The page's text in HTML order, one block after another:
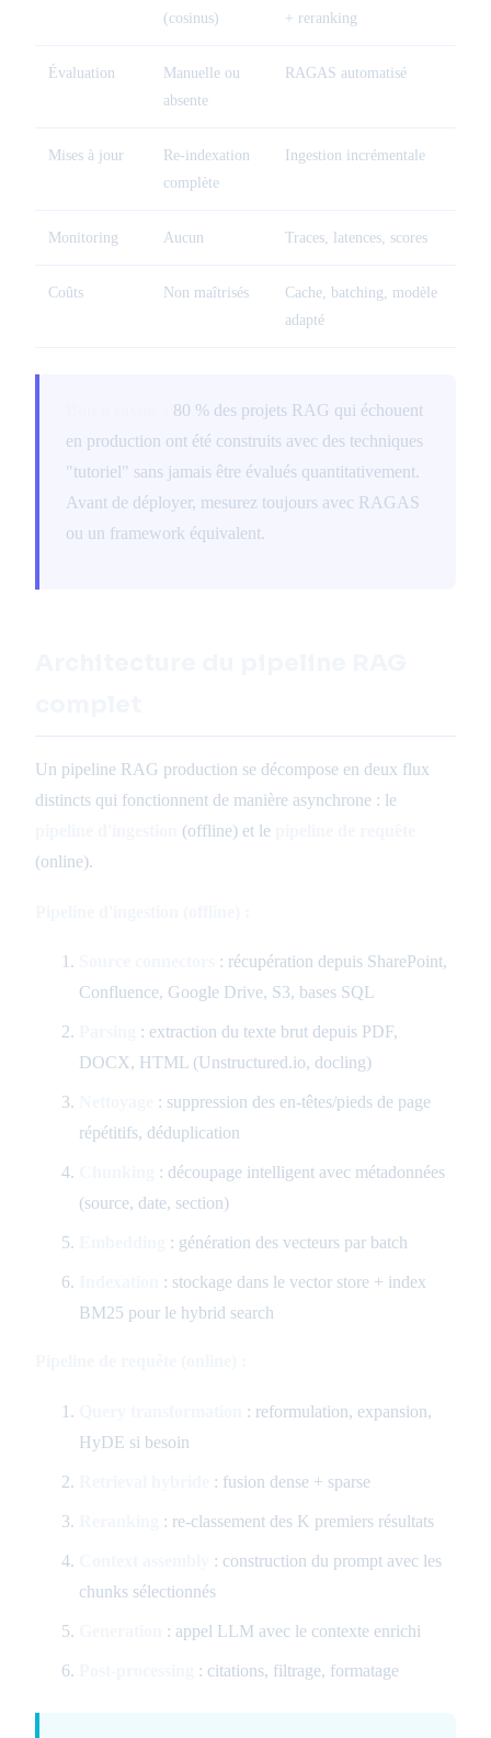
(cosinus)
+ reranking
Évaluation
Manuelle ou
absente
RAGAS automatisé
Mises à jour
Re-indexation
complète
Ingestion incrémentale
Monitoring Aucun Traces, latences, scores
Coûts Non maîtrisés
Cache, batching, modèle
adapté
80 % des projets RAG qui échouent
en production ont été construits avec des techniques
"tutoriel" sans jamais être évalués quantitativement.
Avant de déployer, mesurez toujours avec RAGAS
ou un framework équivalent.
Un pipeline RAG production se décompose en deux flux
distincts qui fonctionnent de manière asynchrone : le
(offline) et le
(online).
: récupération depuis SharePoint,
Confluence, Google Drive, S3, bases SQL
: extraction du texte brut depuis PDF,
DOCX, HTML (Unstructured.io, docling)
: suppression des en-têtes/pieds de page
répétitifs, déduplication
: découpage intelligent avec métadonnées
(source, date, section)
: génération des vecteurs par batch
: stockage dans le vector store + index
BM25 pour le hybrid search
: reformulation, expansion,
HyDE si besoin
: fusion dense + sparse
: re-classement des K premiers résultats
: construction du prompt avec les
chunks sélectionnés
: appel LLM avec le contexte enrichi
: citations, filtrage, formatage